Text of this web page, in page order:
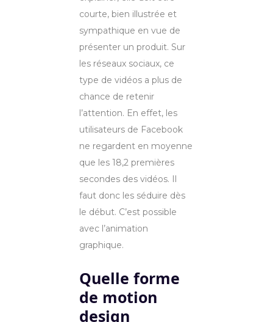
courte, bien illustrée et
sympathique en vue de
présenter un produit. Sur
les réseaux sociaux, ce
type de vidéos a plus de
chance de retenir
l’attention. En effet, les
utilisateurs de Facebook
ne regardent en moyenne
que les 18,2 premières
secondes des vidéos. Il
faut donc les séduire dès
le début. C’est possible
avec l’animation
graphique.
Quelle forme
de motion
design